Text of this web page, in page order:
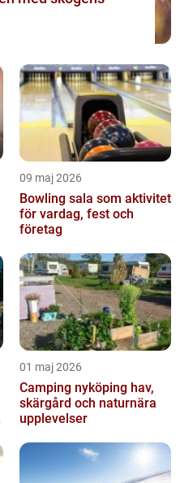
09 maj 2026
Bowling sala som aktivitet
för vardag, fest och
företag
01 maj 2026
Camping nyköping hav,
skärgård och naturnära
upplevelser